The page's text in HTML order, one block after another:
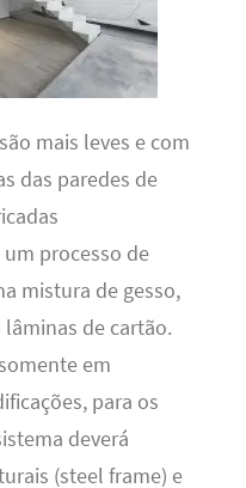
mais leves e com
das paredes de
processo de
mistura de gesso,
de cartão.
em
para os
deverá
(steel frame) e